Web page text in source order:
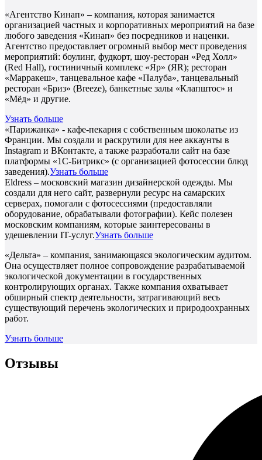
«Агентство Кинап» – компания, которая занимается
организацией частных и корпоративных мероприятий на базе
любого заведения «Кинап» без посредников и наценки.
Агентство предоставляет огромный выбор мест проведения
мероприятий: боулинг, фудкорт, шоу-ресторан «Ред Холл»
(Red Hall), гостиничный комплекс «Яр» (ЯR); ресторан
«Марракеш», танцевальное кафе «Палуба», танцевальный
ресторан «Бриз» (Breeze), банкетные залы «Клапштос» и
«Мёд» и другие.
Узнать больше
«Парижанка» - кафе-пекарня с собственным шоколатье из
Франции. Мы создали и раскрутили для нее аккаунты в
Instagram и ВКонтакте, а также разработали сайт на базе
платформы «1С-Битрикс» (с организацией фотосессии блюд
заведения).Узнать больше
Eldress – московский магазин дизайнерской одежды. Мы
создали для него сайт, развернули ресурс на самарских
серверах, помогали с фотосессиями (предоставляли
оборудование, обрабатывали фотографии). Кейс полезен
московским компаниям, которые заинтересованы в
удешевлении IT-услуг.Узнать больше
«Дельта» – компания, занимающаяся экологическим аудитом.
Она осуществляет полное сопровождение разрабатываемой
экологической документации в государственных
контролирующих органах. Также компания охватывает
обширный спектр деятельности, затрагивающий весь
существующий перечень экологических и природоохранных
работ.
Узнать больше
Отзывы